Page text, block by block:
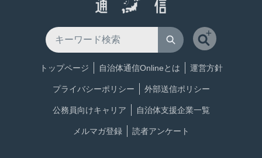
トップページ 自治体通信Onlineとは 運営方針
プライバシーポリシー 外部送信ポリシー
公務員向けキャリア 自治体支援企業一覧
メルマガ登録 読者アンケート